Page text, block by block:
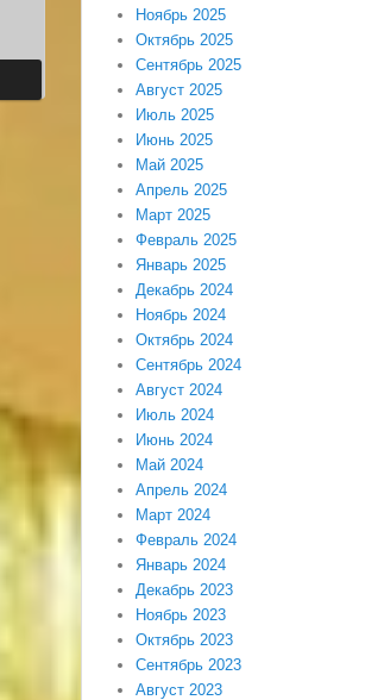
Ноябрь 2025
Октябрь 2025
Сентябрь 2025
Август 2025
Июль 2025
Июнь 2025
Май 2025
Апрель 2025
Март 2025
Февраль 2025
Январь 2025
Декабрь 2024
Ноябрь 2024
Октябрь 2024
Сентябрь 2024
Август 2024
Июль 2024
Июнь 2024
Май 2024
Апрель 2024
Март 2024
Февраль 2024
Январь 2024
Декабрь 2023
Ноябрь 2023
Октябрь 2023
Сентябрь 2023
Август 2023